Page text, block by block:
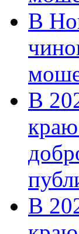
В
В
В